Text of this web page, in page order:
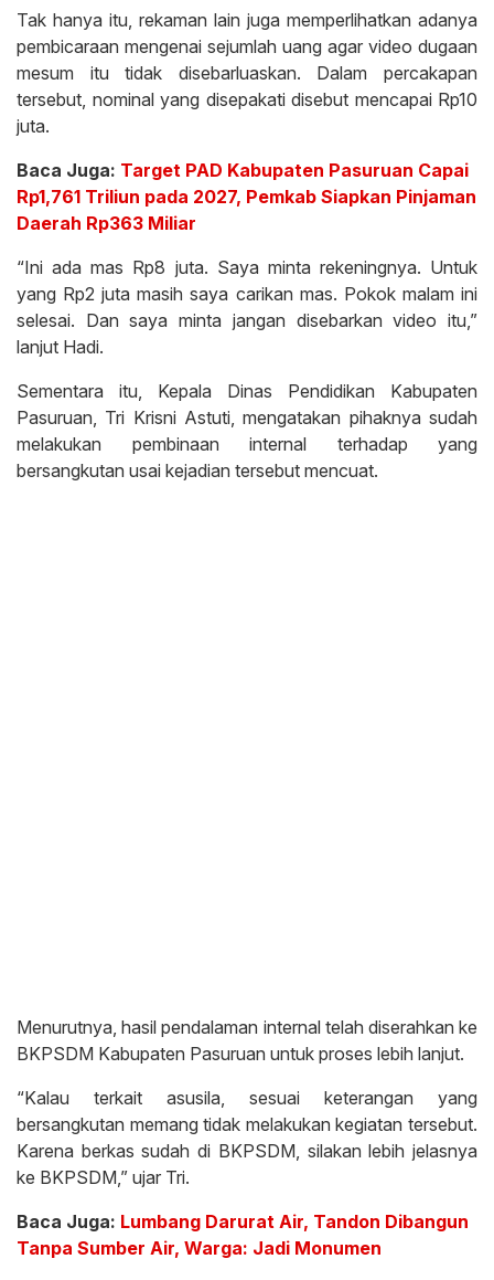
Tak hanya itu, rekaman lain juga memperlihatkan adanya
pembicaraan mengenai sejumlah uang agar video dugaan
mesum itu tidak disebarluaskan. Dalam percakapan
tersebut, nominal yang disepakati disebut mencapai Rp10
juta.
Baca Juga: Target PAD Kabupaten Pasuruan Capai
Rp1,761 Triliun pada 2027, Pemkab Siapkan Pinjaman
Daerah Rp363 Miliar
“Ini ada mas Rp8 juta. Saya minta rekeningnya. Untuk
yang Rp2 juta masih saya carikan mas. Pokok malam ini
selesai. Dan saya minta jangan disebarkan video itu,”
lanjut Hadi.
Sementara itu, Kepala Dinas Pendidikan Kabupaten
Pasuruan, Tri Krisni Astuti, mengatakan pihaknya sudah
melakukan pembinaan internal terhadap yang
bersangkutan usai kejadian tersebut mencuat.
Menurutnya, hasil pendalaman internal telah diserahkan ke
BKPSDM Kabupaten Pasuruan untuk proses lebih lanjut.
“Kalau terkait asusila, sesuai keterangan yang
bersangkutan memang tidak melakukan kegiatan tersebut.
Karena berkas sudah di BKPSDM, silakan lebih jelasnya
ke BKPSDM,” ujar Tri.
Baca Juga: Lumbang Darurat Air, Tandon Dibangun
Tanpa Sumber Air, Warga: Jadi Monumen